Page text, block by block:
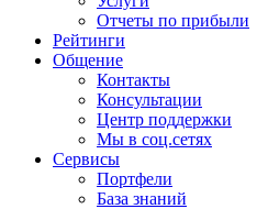
Отчеты по прибыли
Рейтинги
Общение
Контакты
Консультации
Центр поддержки
Мы в соц.сетях
Сервисы
Портфели
База знаний